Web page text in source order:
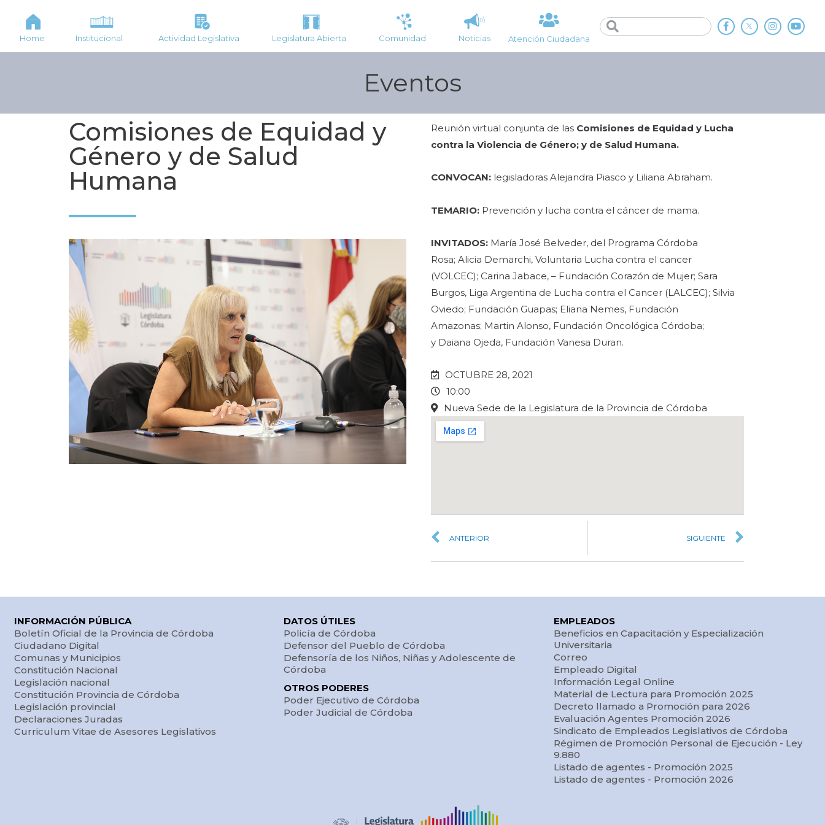
Home Institucional Actividad Legislativa Legislatura Abierta Comunidad Noticias Atención Ciudadana
Eventos
Comisiones de Equidad y
Género y de Salud
Humana
Reunión virtual conjunta de las Comisiones de Equidad y Lucha
contra la Violencia de Género; y de Salud Humana.
CONVOCAN: legisladoras Alejandra Piasco y Liliana Abraham.
TEMARIO: Prevención y lucha contra el cáncer de mama.
INVITADOS: María José Belveder, del Programa Córdoba
Rosa; Alicia Demarchi, Voluntaria Lucha contra el cancer
(VOLCEC); Carina Jabace, – Fundación Corazón de Mujer; Sara
Burgos, Liga Argentina de Lucha contra el Cancer (LALCEC); Silvia
Oviedo; Fundación Guapas; Eliana Nemes, Fundación
Amazonas; Martin Alonso, Fundación Oncológica Córdoba;
y Daiana Ojeda, Fundación Vanesa Duran.
OCTUBRE 28, 2021
10:00
Nueva Sede de la Legislatura de la Provincia de Córdoba
ANTERIOR SIGUIENTE
INFORMACIÓN PÚBLICA
Boletín Oficial de la Provincia de Córdoba
Ciudadano Digital
Comunas y Municipios
Constitución Nacional
Legislación nacional
Constitución Provincia de Córdoba
Legislación provincial
Declaraciones Juradas
Curriculum Vitae de Asesores Legislativos
DATOS ÚTILES
Policía de Córdoba
Defensor del Pueblo de Córdoba
Defensoría de los Niños, Niñas y Adolescente de
Córdoba
OTROS PODERES
Poder Ejecutivo de Córdoba
Poder Judicial de Córdoba
EMPLEADOS
Beneficios en Capacitación y Especialización
Universitaria
Correo
Empleado Digital
Información Legal Online
Material de Lectura para Promoción 2025
Decreto llamado a Promoción para 2026
Evaluación Agentes Promoción 2026
Sindicato de Empleados Legislativos de Córdoba
Régimen de Promoción Personal de Ejecución - Ley
9.880
Listado de agentes - Promoción 2025
Listado de agentes - Promoción 2026